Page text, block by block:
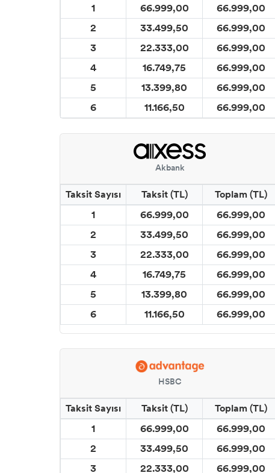
1
66.999,00
66.999,00
2
33.499,50
66.999,00
3
22.333,00
66.999,00
4
16.749,75
66.999,00
5
13.399,80
66.999,00
6
11.166,50 66.999,00
Akbank
Taksit Sayısı Taksit (TL)
Toplam (TL)
1
66.999,00
66.999,00
2
33.499,50
66.999,00
3
22.333,00
66.999,00
4
16.749,75
66.999,00
5
13.399,80
66.999,00
6
11.166,50 66.999,00
HSBC
Taksit Sayısı Taksit (TL)
Toplam (TL)
1
66.999,00
66.999,00
2
33.499,50
66.999,00
3
22.333,00
66.999,00